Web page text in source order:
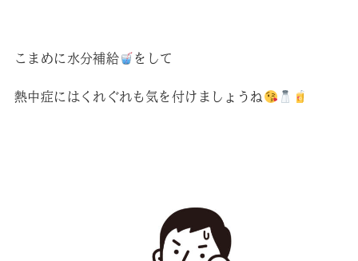
こまめに水分補給 をして
熱中症にはくれぐれも気を付けましょうね